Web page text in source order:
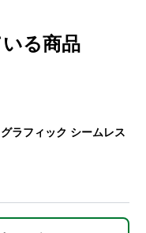
る商品
ラフィック シームレス